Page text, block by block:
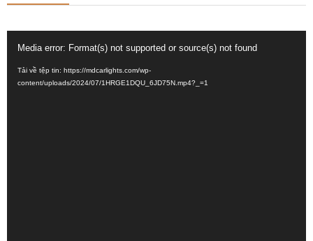
Video
Media error: Format(s) not supported or source(s) not found
Tải về tệp tin: https://mdcarlights.com/wp-
content/uploads/2024/07/1HRGE1DQU_6JD75N.mp4?_=1